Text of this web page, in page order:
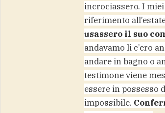
incrociassero. I
riferimento
usassero il suo
andavamo li c’ero
andare in bagno o
testimone viene
essere in possesso
impossibile.